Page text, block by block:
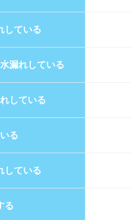
している
漏れしている
している
る
している
る